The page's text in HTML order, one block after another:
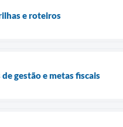
e roteiros
gestão e metas fiscais